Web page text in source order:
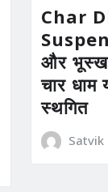
Char
और
चार धाम
स्थगित
Satvik